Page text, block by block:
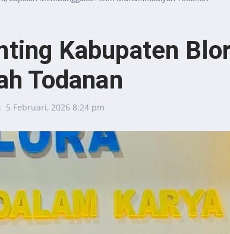
Kabupaten
Todanan
5 Februari, 2026 8:24 pm